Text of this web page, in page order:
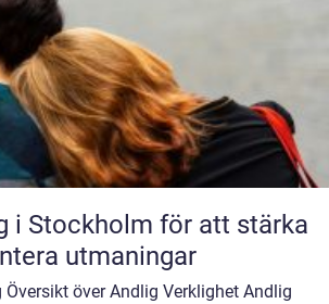
i Stockholm för att stärka
utmaningar
Översikt över Andlig Verklighet Andlig